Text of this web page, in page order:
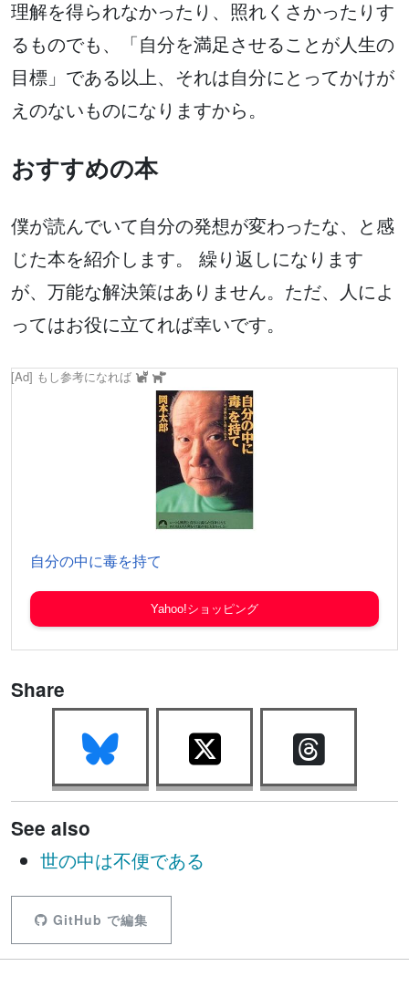
理解を得られなかったり、照れくさかったりす
るものでも、「自分を満足させることが人生の
目標」である以上、それは自分にとってかけが
えのないものになりますから。
おすすめの本
僕が読んでいて自分の発想が変わったな、と感
じた本を紹介します。 繰り返しになります
が、万能な解決策はありません。ただ、人によ
ってはお役に立てれば幸いです。
[Ad] もし参考になれば
自分の中に毒を持て
Yahoo!ショッピング
Share
See also
世の中は不便である
GitHub で編集